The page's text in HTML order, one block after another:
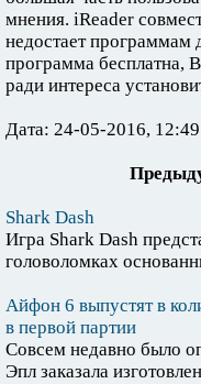
мнения. iReader
недостает программам
программа бесплатна,
ради интереса
Дата: 24-05-2016, 12:49
Shark Dash
Игра Shark Dash
головоломках
Айфон 6 выпустят в
в первой партии
Совсем недавно было
Эпл заказала